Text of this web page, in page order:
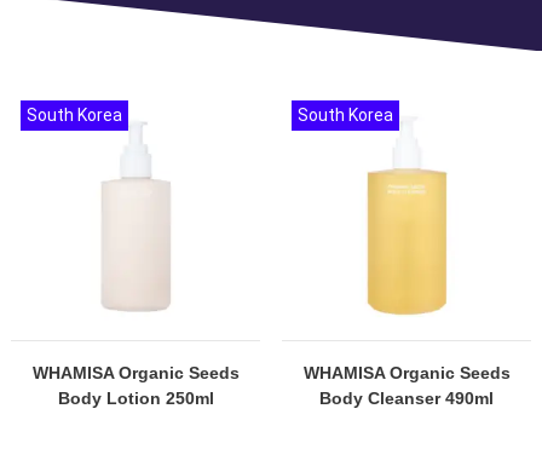
WHAMISA Organic Seeds
Body Lotion 250ml
South Korea
WHAMISA Organic Seeds
Body Cleanser 490ml
South Korea